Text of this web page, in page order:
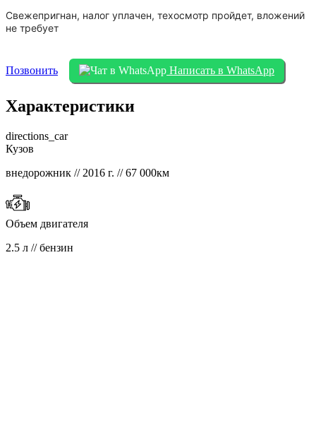
Свежепригнан, налог уплачен, техосмотр пройдет, вложений
не требует
Позвонить Написать в WhatsApp
Характеристики
directions_car
Кузов
внедорожник // 2016 г. // 67 000км
Объем двигателя
2.5 л // бензин